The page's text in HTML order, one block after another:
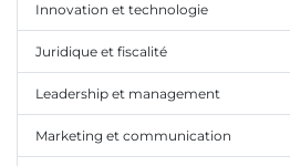
Innovation et technologie
Juridique et fiscalité
Leadership et management
Marketing et communication